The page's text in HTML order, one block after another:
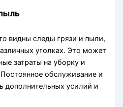
видны следы грязи и пыли,
уголках. Это может
затраты на уборку и
обслуживание и
дополнительных усилий и